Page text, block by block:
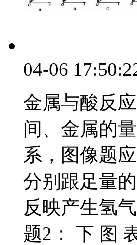
04-06
金属与酸反
间、金属的
系，图像题
分别跟足量
反映产生氢
题2： 下 图